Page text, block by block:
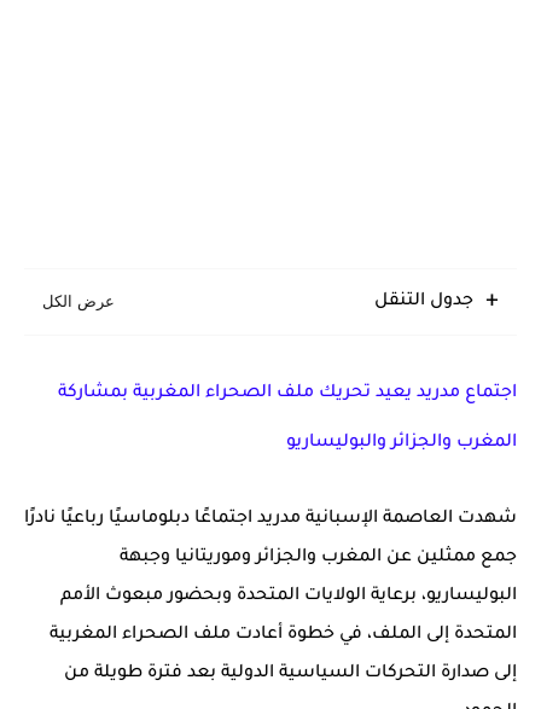
جدول التنقل
اجتماع مدريد يعيد تحريك ملف الصحراء المغربية بمشاركة
المغرب والجزائر والبوليساريو
شهدت العاصمة الإسبانية مدريد اجتماعًا دبلوماسيًا رباعيًا نادرًا
جمع ممثلين عن المغرب والجزائر وموريتانيا وجبهة
البوليساريو، برعاية الولايات المتحدة وبحضور مبعوث الأمم
المتحدة إلى الملف، في خطوة أعادت ملف الصحراء المغربية
إلى صدارة التحركات السياسية الدولية بعد فترة طويلة من